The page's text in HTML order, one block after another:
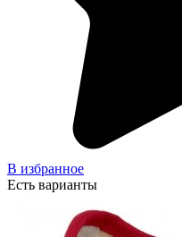
В избранное
Есть варианты